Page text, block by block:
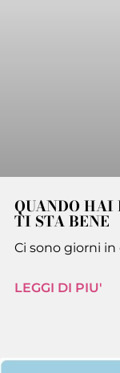
QUANDO HAI
TI STA BENE
Ci sono giorni
LEGGI DI PIU'